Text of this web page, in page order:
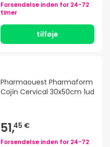
Forsendelse inden for 24-72
timer
tilføje
Pharmaouest Pharmaform
Cojín Cervical 30x50cm 1ud
51,45 €
Forsendelse inden for 24-72